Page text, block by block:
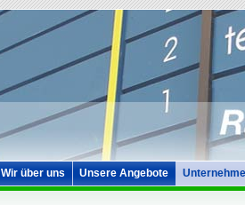
Wir über uns Unsere Angebote